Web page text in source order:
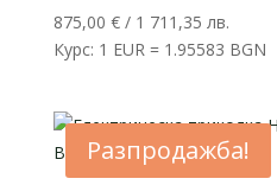
875,00 €/ 1 711,35 лв.
Курс: 1 EUR = 1.95583 BGN
Разпродажба!